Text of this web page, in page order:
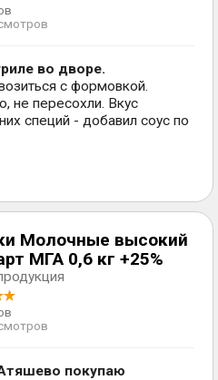
во дворе.
с формовкой.
не пересохли. Вкус
специй - добавил соус по
Молочные высокий
МГА 0,6 кг +25%
покупаю